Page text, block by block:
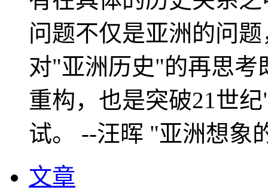
问题不仅是亚洲的问
对"亚洲历史"的再思考
重构，也是突破21世
试。 --汪晖 "亚洲想象
文章